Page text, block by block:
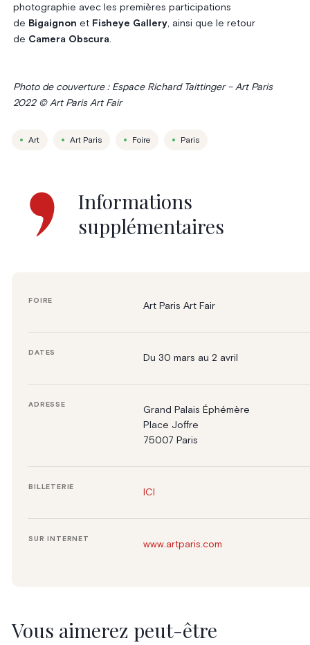
photographie avec les premières participations
de Bigaignon et Fisheye Gallery, ainsi que le retour
de Camera Obscura.
Photo de couverture : Espace Richard Taittinger – Art Paris
2022 © Art Paris Art Fair
Art Art Paris Foire Paris
Vous aimerez peut-être
Informations
supplémentaires
FOIRE
Art Paris Art Fair
DATES
Du 30 mars au 2 avril
ADRESSE
Grand Palais Éphémère
Place Joffre
75007 Paris
BILLETERIE
ICI
SUR INTERNET
www.artparis.com